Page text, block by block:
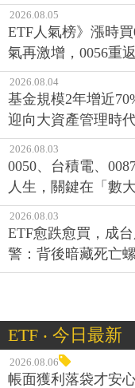
2026.08.05
ETF人氣榜》漲時
氣再激增，0056重
2026.08.04
基金規模2年增近
迎向大資產管理時
2026.08.03
0050、台積電、
人生，關鍵在「數大
2026.08.03
ETF愈跌愈買，成
警：背後暗藏死亡
ETF ‧ 今日最新
2026.08.06
帳面獲利落袋才安